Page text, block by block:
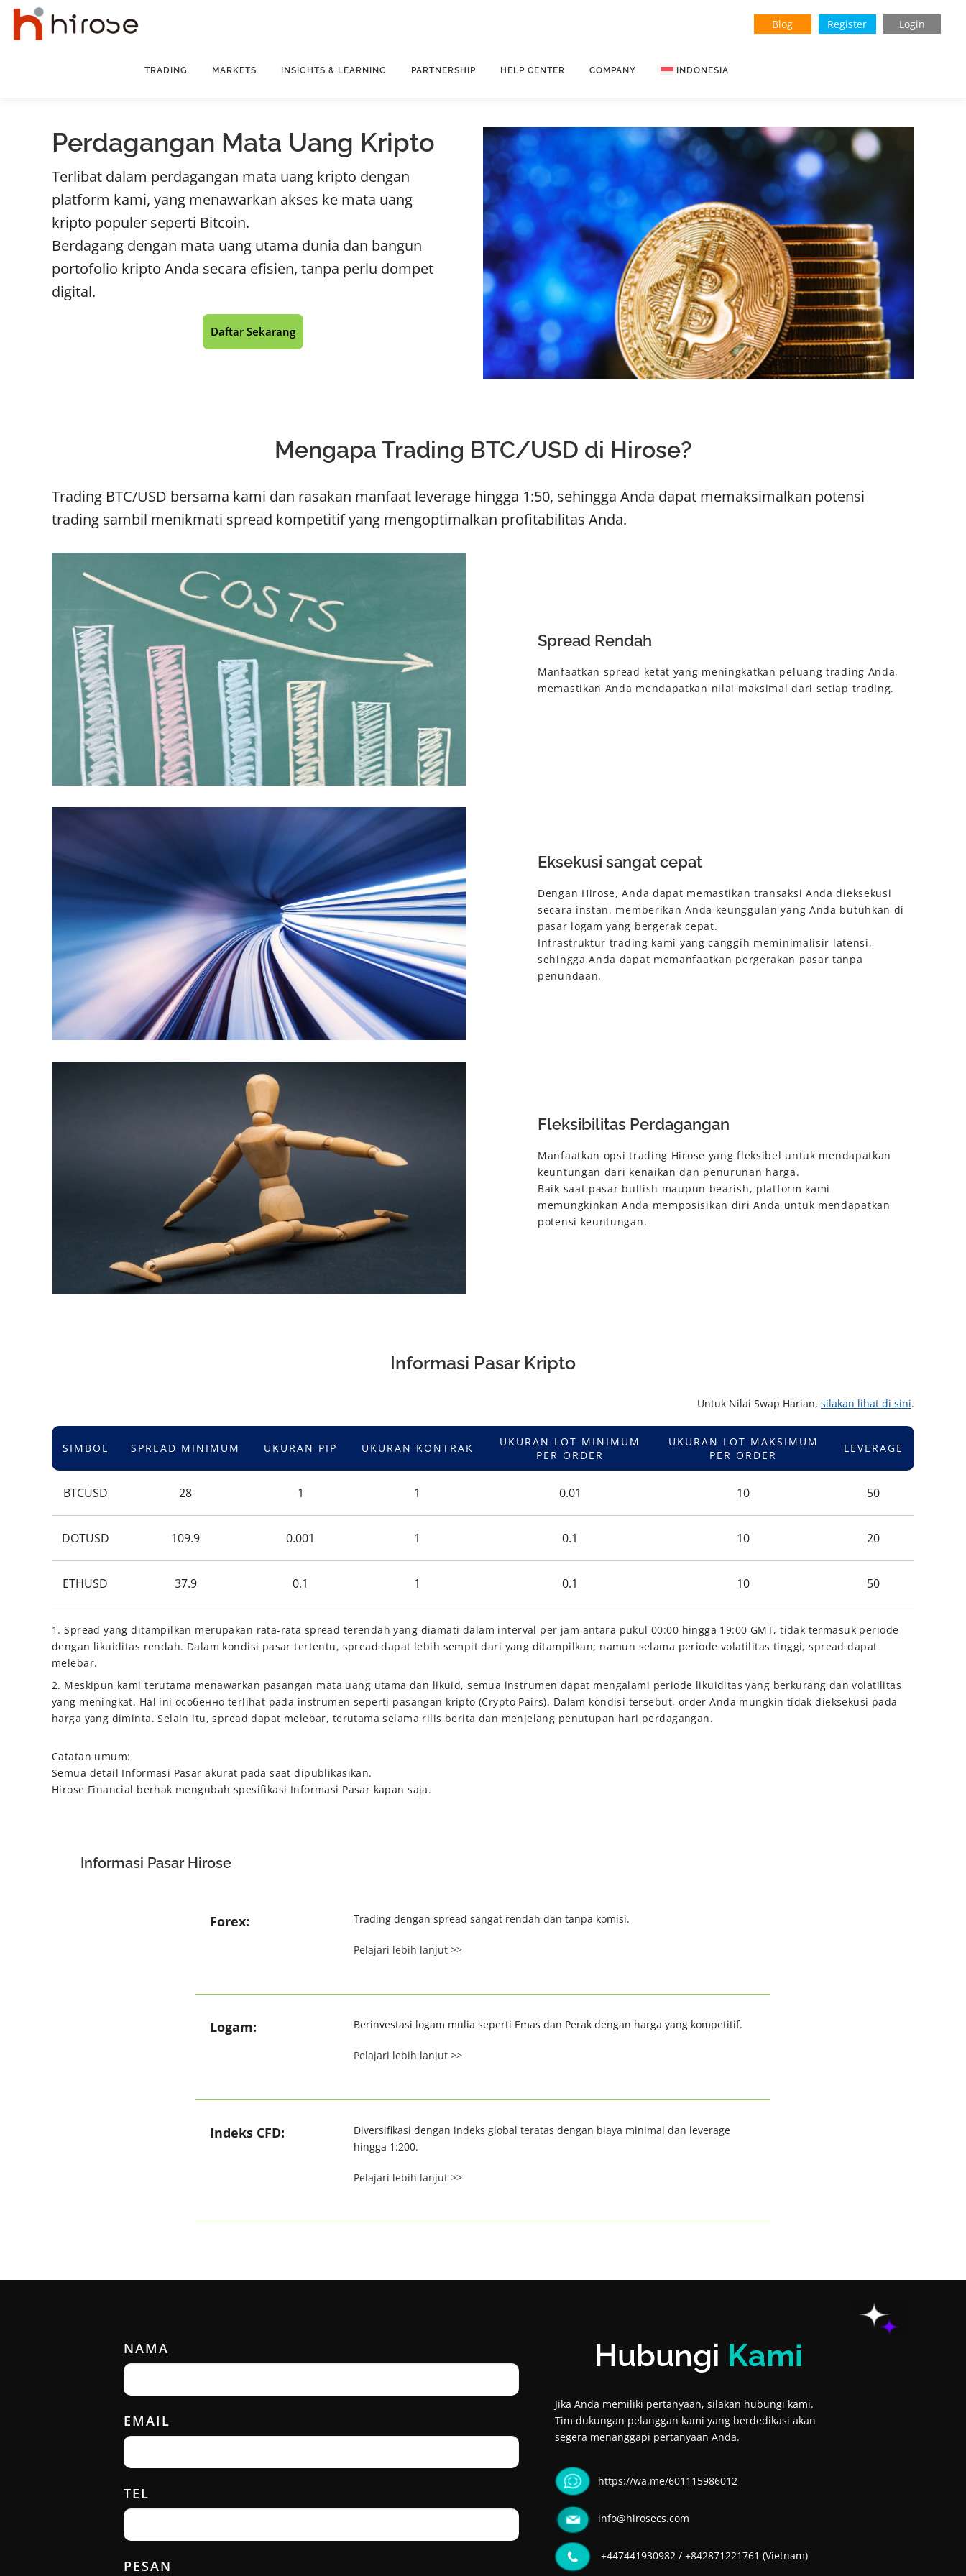
Skip
content
Blog Register Login
TRADING MARKETS INSIGHTS & LEARNING PARTNERSHIP HELP CENTER COMPANY INDONESIA
Vietnamese
Perdagangan Mata Uang Kripto
Terlibat dalam perdagangan mata uang kripto dengan
platform kami, yang menawarkan akses ke mata uang
kripto populer seperti Bitcoin.
Berdagang dengan mata uang utama dunia dan bangun
portofolio kripto Anda secara efisien, tanpa perlu dompet
digital.
Daftar Sekarang
Mengapa Trading BTC/USD di Hirose?
Trading BTC/USD bersama kami dan rasakan manfaat leverage hingga 1:50, sehingga Anda dapat memaksimalkan potensi
trading sambil menikmati spread kompetitif yang mengoptimalkan profitabilitas Anda.
Spread Rendah
Manfaatkan spread ketat yang meningkatkan peluang trading Anda,
memastikan Anda mendapatkan nilai maksimal dari setiap trading.
Eksekusi sangat cepat
Dengan Hirose, Anda dapat memastikan transaksi Anda dieksekusi
secara instan, memberikan Anda keunggulan yang Anda butuhkan di
pasar logam yang bergerak cepat.
Infrastruktur trading kami yang canggih meminimalisir latensi,
sehingga Anda dapat memanfaatkan pergerakan pasar tanpa
penundaan.
Fleksibilitas Perdagangan
Manfaatkan opsi trading Hirose yang fleksibel untuk mendapatkan
keuntungan dari kenaikan dan penurunan harga.
Baik saat pasar bullish maupun bearish, platform kami
memungkinkan Anda memposisikan diri Anda untuk mendapatkan
potensi keuntungan.
Informasi Pasar Kripto
Untuk Nilai Swap Harian, silakan lihat di sini.
SIMBOL SPREAD MINIMUM UKURAN PIP UKURAN KONTRAK
UKURAN LOT MINIMUM
PER ORDER
UKURAN LOT MAKSIMUM
PER ORDER
LEVERAGE
BTCUSD 28 1 1 0.01 10 50
DOTUSD 109.9 0.001 1 0.1 10 20
ETHUSD 37.9 0.1 1 0.1 10 50
1. Spread yang ditampilkan merupakan rata-rata spread terendah yang diamati dalam interval per jam antara pukul 00:00 hingga 19:00 GMT, tidak termasuk periode
dengan likuiditas rendah. Dalam kondisi pasar tertentu, spread dapat lebih sempit dari yang ditampilkan; namun selama periode volatilitas tinggi, spread dapat
melebar.
2. Meskipun kami terutama menawarkan pasangan mata uang utama dan likuid, semua instrumen dapat mengalami periode likuiditas yang berkurang dan volatilitas
yang meningkat. Hal ini особенно terlihat pada instrumen seperti pasangan kripto (Crypto Pairs). Dalam kondisi tersebut, order Anda mungkin tidak dieksekusi pada
harga yang diminta. Selain itu, spread dapat melebar, terutama selama rilis berita dan menjelang penutupan hari perdagangan.
Catatan umum:
Semua detail Informasi Pasar akurat pada saat dipublikasikan.
Hirose Financial berhak mengubah spesifikasi Informasi Pasar kapan saja.
Informasi Pasar Hirose
Forex: Trading dengan spread sangat rendah dan tanpa komisi.
Pelajari lebih lanjut >>
Logam: Berinvestasi logam mulia seperti Emas dan Perak dengan harga yang kompetitif.
Pelajari lebih lanjut >>
Indeks CFD:
Diversifikasi dengan indeks global teratas dengan biaya minimal dan leverage
hingga 1:200.
Pelajari lebih lanjut >>
NAMA
EMAIL
TEL
PESAN
Hubungi Kami
Jika Anda memiliki pertanyaan, silakan hubungi kami.
Tim dukungan pelanggan kami yang berdedikasi akan
segera menanggapi pertanyaan Anda.
https://wa.me/601115986012
info@hirosecs.com
+447441930982 / +842871221761 (Vietnam)